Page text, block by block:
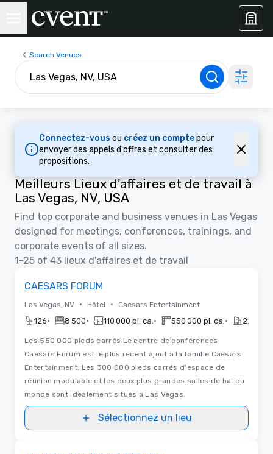
Search Venues
Connectez-vous ou créez un comptepour
envoyer des appels d'offres et consulter des
propositions.
Meilleurs Lieux d'affaires et de travail à
Las Vegas, NV, USA
Find top corporate and business venues in Las Vegas
designed for meetings, conferences, trainings, and
corporate events of all sizes.
1-25 of 43 lieux d'affaires et de travail
CAESARS FORUM
Las Vegas, NV • Hôtel • Caesars Entertainment
126• 8 500• 110 000 pi. ca. • 550 000 pi. ca. •
Les 550 000 pieds carrés Le centre de conférences
Caesars Forum est le plus récent ajout à la famille Caesars
Entertainment. Les 300 000 pieds carrés d'espace de
réunion modulable et les deux plus grandes salles de bal du
monde sont idéalement situés à Las Vegas.
Sélectionnez un lieu